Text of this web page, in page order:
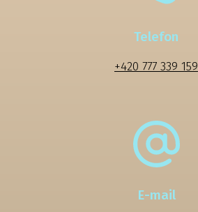
Telefon
+420 777 339 159
E-mail